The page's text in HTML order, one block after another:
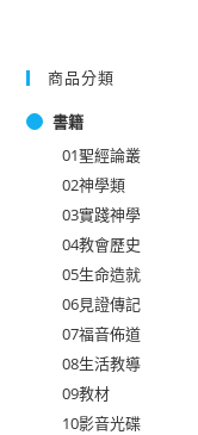
商品分類
書籍
01聖經論叢
02神學類
03實踐神學
04教會歷史
05生命造就
06見證傳記
07福音佈道
08生活教導
09教材
10影音光碟